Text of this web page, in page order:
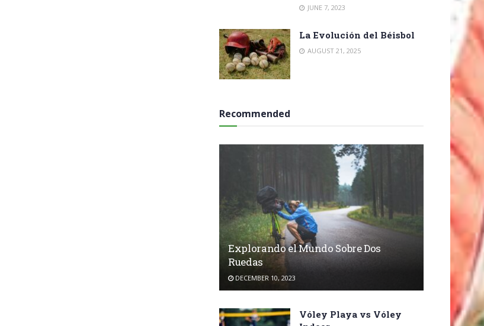
JUNE 7, 2023
La Evolución del Béisbol
AUGUST 21, 2025
Recommended
Explorando el Mundo Sobre Dos
Ruedas
DECEMBER 10, 2023
Vóley Playa vs Vóley